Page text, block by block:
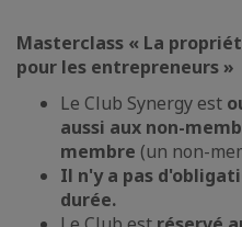
Masterclass « La
pour les entrepreneurs »
Le Club Synergy est
aussi aux non-
membre (un non-
Il n'y a pas
durée.